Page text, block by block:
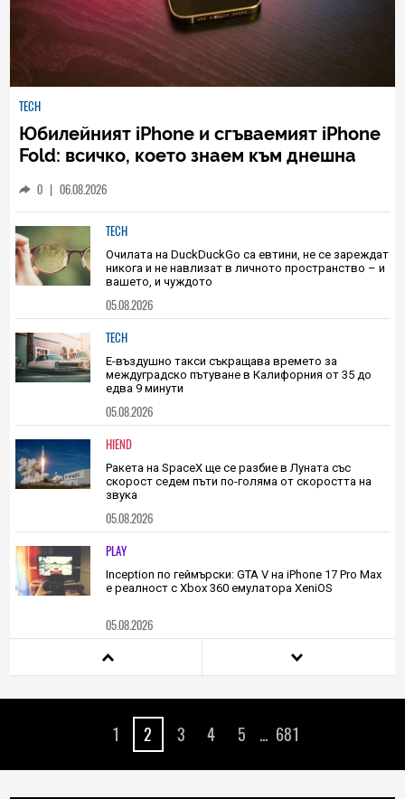
TECH
Юбилейният iPhone и сгъваемият iPhone
Fold: всичко, което знаем към днешна
0 | 06.08.2026
TECH
Очилата на DuckDuckGo са евтини, не се зареждат
никога и не навлизат в личното пространство – и
вашето, и чуждото
05.08.2026
TECH
Е-въздушно такси съкращава времето за
междуградско пътуване в Калифорния от 35 до
едва 9 минути
05.08.2026
HIEND
Ракета на SpaceX ще се разбие в Луната със
скорост седем пъти по-голяма от скоростта на
звука
05.08.2026
PLAY
Inception по геймърски: GTA V на iPhone 17 Pro Max
е реалност с Xbox 360 емулатора XeniOS
05.08.2026
TECH
05.08.2026
1 2 3 4 5 ... 681